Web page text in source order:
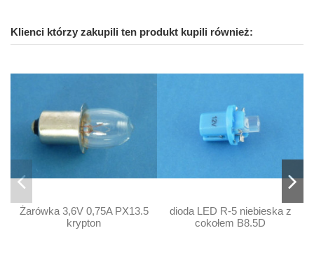
Klienci którzy zakupili ten produkt kupili również:
Żarówka 3,6V 0,75A PX13.5
krypton
dioda LED R-5 niebieska z
cokołem B8.5D